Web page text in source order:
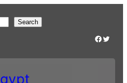
Search
Facebook Twitter